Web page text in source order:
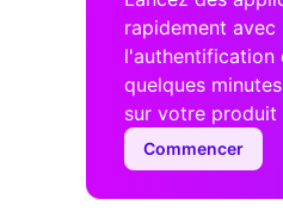
rapidement
l'authentification
quelques
sur votre produit
Commencer